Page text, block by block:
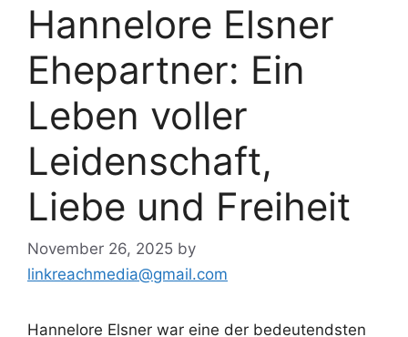
Hannelore Elsner
Ehepartner: Ein
Leben voller
Leidenschaft,
Liebe und Freiheit
November 26, 2025 by
linkreachmedia@gmail.com
Hannelore Elsner war eine der bedeutendsten